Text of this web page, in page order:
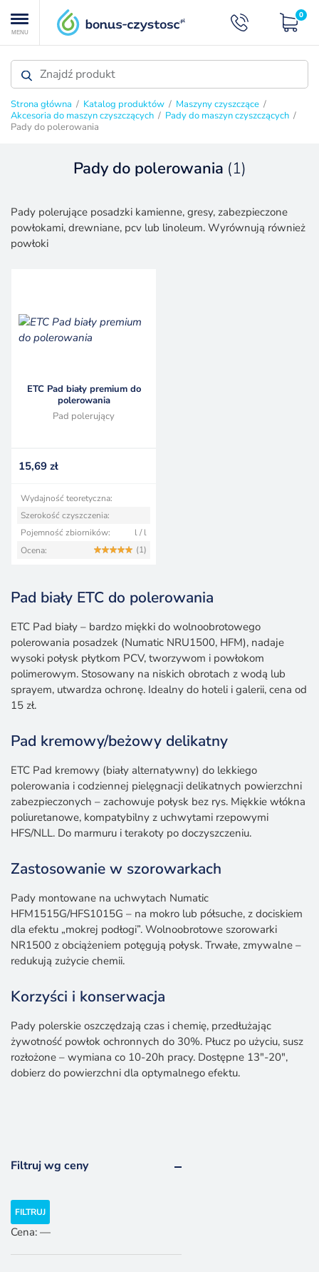
MENU
0
Strona główna / Katalog produktów / Maszyny czyszczące /
Akcesoria do maszyn czyszczących / Pady do maszyn czyszczących /
Pady do polerowania
PADY DO MASZYN CZYSZCZĄCYCH
Pady do polerowania (1)
Pady polerujące posadzki kamienne, gresy, zabezpieczone
powłokami, drewniane, pcv lub linoleum. Wyrównują również
powłoki
ETC Pad biały premium do
polerowania
Pad polerujący
15,69 zł
Wydajność teoretyczna:
Szerokość czyszczenia:
Pojemność zbiorników:
l / l
Ocena:
(1)
Pad biały ETC do polerowania
ETC Pad biały – bardzo miękki do wolnoobrotowego
polerowania posadzek (Numatic NRU1500, HFM), nadaje
wysoki połysk płytkom PCV, tworzywom i powłokom
polimerowym. Stosowany na niskich obrotach z wodą lub
sprayem, utwardza ochronę. Idealny do hoteli i galerii, cena od
15 zł.
Pad kremowy/beżowy delikatny
ETC Pad kremowy (biały alternatywny) do lekkiego
polerowania i codziennej pielęgnacji delikatnych powierzchni
zabezpieczonych – zachowuje połysk bez rys. Miękkie włókna
poliuretanowe, kompatybilny z uchwytami rzepowymi
HFS/NLL. Do marmuru i terakoty po doczyszczeniu.
Zastosowanie w szorowarkach
Pady montowane na uchwytach Numatic
HFM1515G/HFS1015G – na mokro lub półsuche, z dociskiem
dla efektu „mokrej podłogi”. Wolnoobrotowe szorowarki
NR1500 z obciążeniem potęgują połysk. Trwałe, zmywalne –
redukują zużycie chemii.
Korzyści i konserwacja
Pady polerskie oszczędzają czas i chemię, przedłużając
żywotność powłok ochronnych do 30%. Płucz po użyciu, susz
rozłożone – wymiana co 10-20h pracy. Dostępne 13″-20″,
dobierz do powierzchni dla optymalnego efektu.
Filtruj wg ceny
Cena
min.
Cena
maks.
FILTRUJ
Cena: —